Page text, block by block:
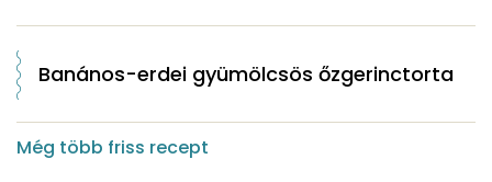
Banános-erdei gyümölcsös őzgerinctorta
Még több friss recept